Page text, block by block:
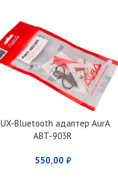
Bluetooth адаптер AurA
ABT-903R
550,00 ₽